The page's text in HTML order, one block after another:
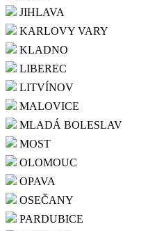
JIHLAVA
KARLOVY VARY
KLADNO
LIBEREC
LITVÍNOV
MALOVICE
MLADÁ BOLESLAV
MOST
OLOMOUC
OPAVA
OSEČANY
PARDUBICE